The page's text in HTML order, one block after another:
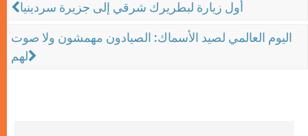
أول زيارة لبطريرك شرقي إلى جزيرة سردينيا
اليوم العالمي لصيد الأسماك: الصيادون مهمشون ولا صوت
لهم